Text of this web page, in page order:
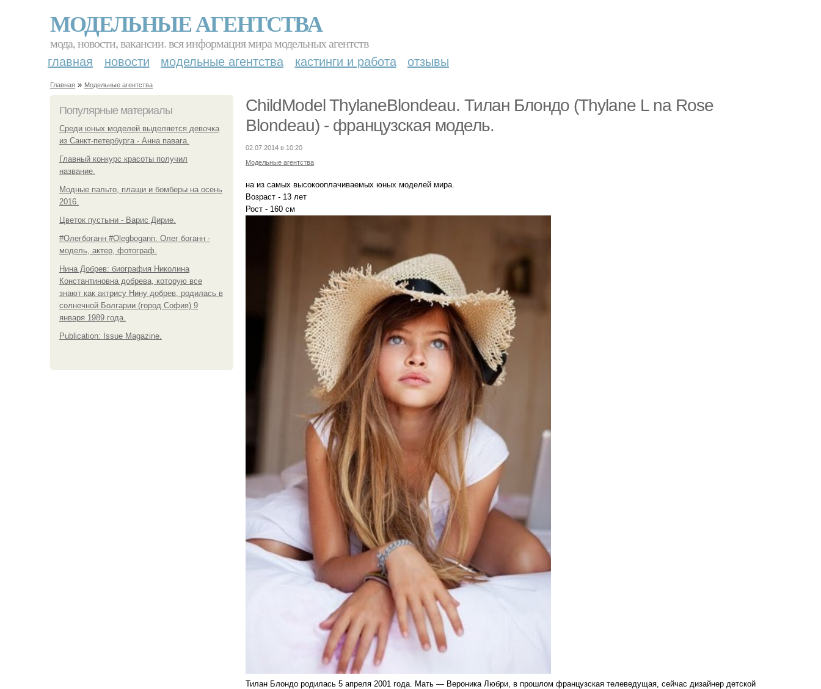
МОДЕЛЬНЫЕ АГЕНТСТВА
мода, новости, вакансии. вся информация мира модельных агентств
главная новости модельные агентства кастинги и работа отзывы
Главная » Модельные агентства
Популярные материалы
Среди юных моделей выделяется девочка
из Санкт-петербурга - Анна павага.
Главный конкурс красоты получил
название.
Модные пальто, плащи и бомберы на осень
2016.
Цветок пустыни - Варис Дирие.
#Олегбоганн #Olegbogann. Олег боганн -
модель, актер, фотограф.
Нина Добрев: биография Николина
Константиновна добрева, которую все
знают как актрису Нину добрев, родилась в
солнечной Болгарии (город София) 9
января 1989 года.
Publication: Issue Magazine.
ChildModel ThylaneBlondeau. Тилан Блондо (Thylane L na Rose
Blondeau) - французская модель.
02.07.2014 в 10:20
Модельные агентства
на из самых высокооплачиваемых юных моделей мира.
Возраст - 13 лет
Рост - 160 см
Тилан Блондо родилась 5 апреля 2001 года. Мать — Вероника Любри, в прошлом французская телеведущая, сейчас дизайнер детской